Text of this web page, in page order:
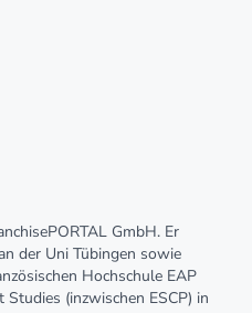
GmbH. Er
der Uni Tübingen sowie
Hochschule EAP
(inzwischen ESCP) in